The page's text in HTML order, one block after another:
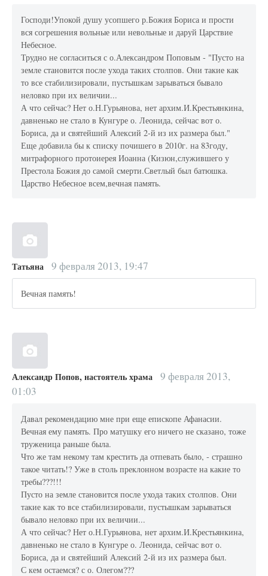
Господи!Упокой душу усопшего р.Божия Бориса и прости
вся согрешения вольные или невольные и даруй Царствие
Небесное.
Трудно не согласиться с о.Александром Поповым - "Пусто на
земле становится после ухода таких столпов. Они такие как
то все стабилизировали, пустышкам зарываться бывало
неловко при их величии...
А что сейчас? Нет о.Н.Гурьянова, нет архим.И.Крестьянкина,
давненько не стало в Кунгуре о. Леонида, сейчас вот о.
Бориса, да и святейший Алексий 2-й из их размера был."
Еще добавила бы к списку почишего в 2010г. на 83году,
митрафорного протоиерея Иоанна (Кизюн,служившего у
Престола Божия до самой смерти.Светлый был батюшка.
Царство Небесное всем,вечная память.
Татьяна 9 февраля 2013, 19:47
Вечная память!
Александр Попов, настоятель храма
9 февраля 2013,
01:03
Давал рекомендацию мне при еще епископе Афанасии.
Вечная ему память. Про матушку его ничего не сказано, тоже
труженица раньше была.
Что же там некому там крестить да отпевать было, - страшно
такое читать!? Уже в столь преклонном возрасте на какие то
требы???!!!
Пусто на земле становится после ухода таких столпов. Они
такие как то все стабилизировали, пустышкам зарываться
бывало неловко при их величии...
А что сейчас? Нет о.Н.Гурьянова, нет архим.И.Крестьянкина,
давненько не стало в Кунгуре о. Леонида, сейчас вот о.
Бориса, да и святейший Алексий 2-й из их размера был.
С кем остаемся? с о. Олегом???